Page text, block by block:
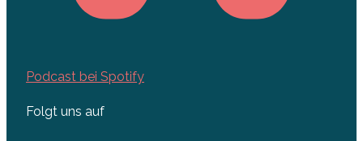
Podcast bei Spotify
Folgt uns auf